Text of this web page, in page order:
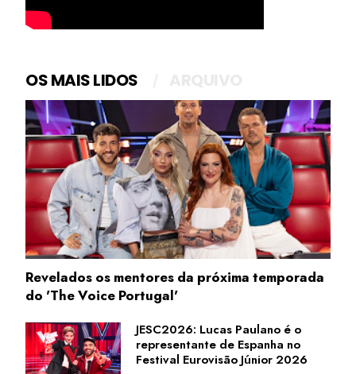
OS MAIS LIDOS
Revelados os mentores da próxima temporada
do 'The Voice Portugal'
JESC2026: Lucas Paulano é o
representante de Espanha no
Festival Eurovisão Júnior 2026